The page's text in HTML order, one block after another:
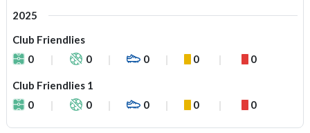
2025
Club Friendlies
0
0 0 0 0
Club Friendlies 1
0
0 0 0 0